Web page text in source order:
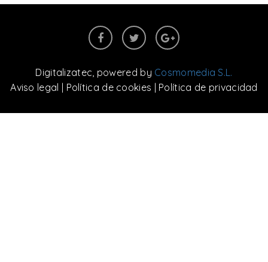
Digitalizatec, powered by Cosmomedia S.L.
Aviso legal
Política de cookies Política de privacidad